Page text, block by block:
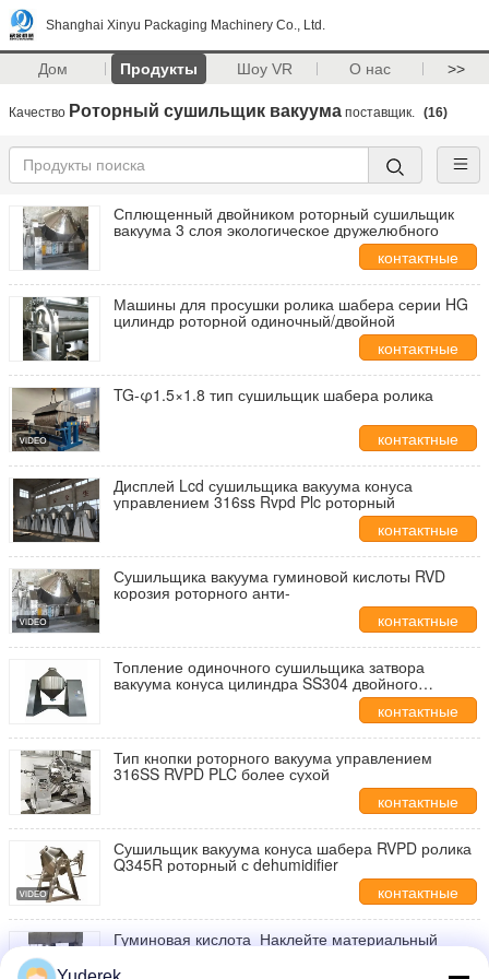
Shanghai Xinyu Packaging Machinery Co., Ltd.
Дом Продукты Шоу VR О нас >>
Качество Роторный сушильщик вакуума поставщик. (16)
Сплющенный двойником роторный сушильщик
вакуума 3 слоя экологическое дружелюбного
контактные
данные
Машины для просушки ролика шабера серии HG
цилиндр роторной одиночный/двойной
контактные
данные
TG-φ1.5×1.8 тип сушильщик шабера ролика
контактные
данные
Дисплей Lcd сушильщика вакуума конуса
управлением 316ss Rvpd Plc роторный
контактные
данные
Сушильщика вакуума гуминовой кислоты RVD
корозия роторного анти-
контактные
данные
Топление одиночного сушильщика затвора
вакуума конуса цилиндра SS304 двойного
контактные
данные
Тип кнопки роторного вакуума управлением
316SS RVPD PLC более сухой
контактные
данные
Сушильщик вакуума конуса шабера RVPD ролика
Q345R роторный с dehumidifier
контактные
данные
Гуминовая кислота Наклейте материальный